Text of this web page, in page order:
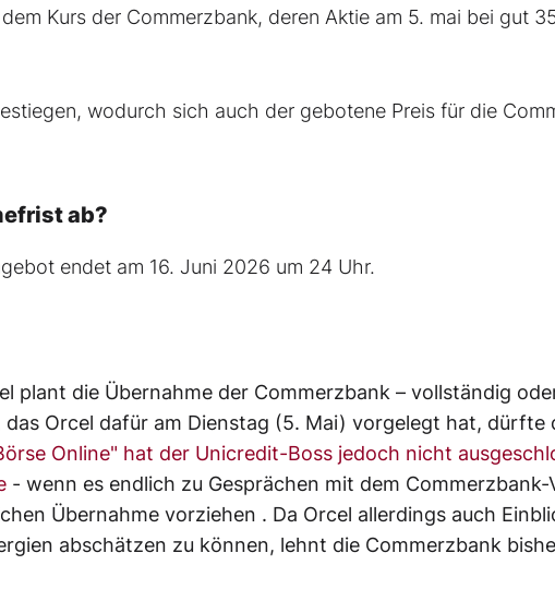
Kurs der Commerzbank, deren Aktie am 5. mai bei gut
wodurch sich auch der gebotene Preis für die
ab?
endet am 16. Juni 2026 um 24 Uhr.
plant die Übernahme der Commerzbank – vollständig
Orcel dafür am Dienstag (5. Mai) vorgelegt hat, dürfte
Online" hat der Unicredit-Boss jedoch nicht
- wenn es endlich zu Gesprächen mit dem Commerzbank-
Übernahme vorziehen . Da Orcel allerdings auch
abschätzen zu können, lehnt die Commerzbank